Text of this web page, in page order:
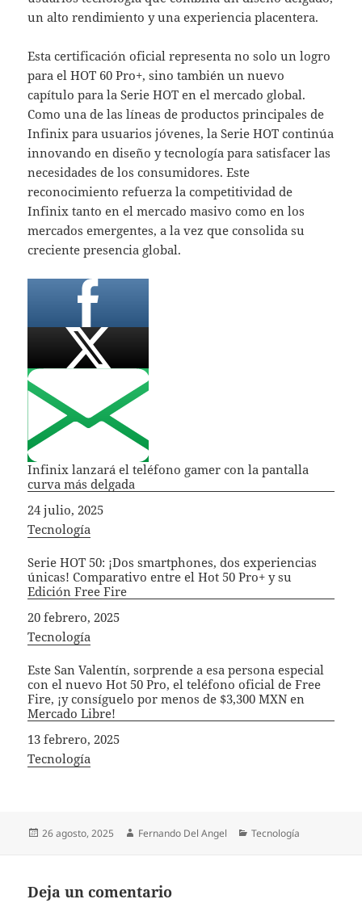
un alto rendimiento y una experiencia placentera.
Esta certificación oficial representa no solo un logro
para el HOT 60 Pro+, sino también un nuevo
capítulo para la Serie HOT en el mercado global.
Como una de las líneas de productos principales de
Infinix para usuarios jóvenes, la Serie HOT continúa
innovando en diseño y tecnología para satisfacer las
necesidades de los consumidores. Este
reconocimiento refuerza la competitividad de
Infinix tanto en el mercado masivo como en los
mercados emergentes, a la vez que consolida su
creciente presencia global.
Infinix lanzará el teléfono gamer con la pantalla
curva más delgada
Fecha
24 julio, 2025
In relation to
Tecnología
Serie HOT 50: ¡Dos smartphones, dos experiencias
únicas! Comparativo entre el Hot 50 Pro+ y su
Edición Free Fire
Fecha
20 febrero, 2025
In relation to
Tecnología
Este San Valentín, sorprende a esa persona especial
con el nuevo Hot 50 Pro, el teléfono oficial de Free
Fire, ¡y consíguelo por menos de $3,300 MXN en
Mercado Libre!
Fecha
13 febrero, 2025
In relation to
Tecnología
Publicado
26 agosto, 2025 Autor
Fernando Del Angel Categorías
Tecnología
Deja un comentario